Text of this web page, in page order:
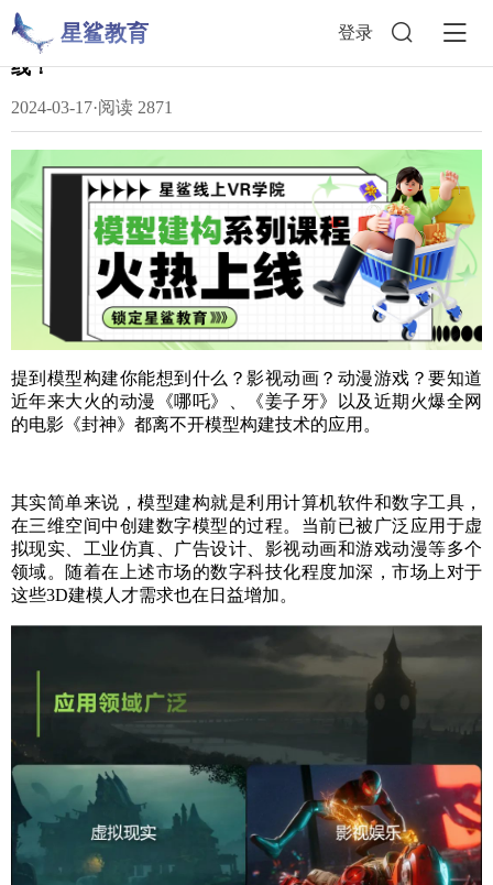
星鲨教育 登录
0基础小白也能做模型建构师——模型建构课程重磅上
线！
2024-03-17·阅读 2871
提到模型构建你能想到什么？影视动画？动漫游戏？要知道
近年来大火的动漫《哪吒》、《姜子牙》以及近期火爆全网
的电影《封神》都离不开模型构建技术的应用。
其实简单来说，模型建构就是利用计算机软件和数字工具，
在三维空间中创建数字模型的过程。当前已被广泛应用于虚
拟现实、工业仿真、广告设计、影视动画和游戏动漫等多个
领域。随着在上述市场的数字科技化程度加深，市场上对于
这些3D建模人才需求也在日益增加。